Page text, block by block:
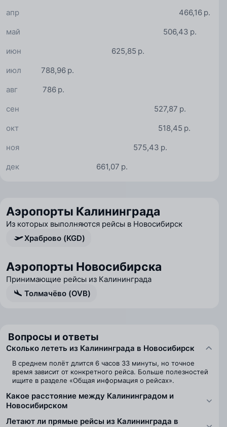
466,16 р.
апр
506,43 р.
май
625,85 р.
июн
788,96 р.
июл
786 р.
авг
527,87 р.
сен
518,45 р.
окт
575,43 р.
ноя
661,07 р.
дек
Аэропорты Калининграда
Из которых выполняются рейсы в Новосибирск
Храброво (KGD)
Аэропорты Новосибирска
Принимающие рейсы из Калининграда
Толмачёво (OVB)
Вопросы и ответы
Сколько лететь из Калининграда в Новосибирск
В среднем полёт длится 6 часов 33 минуты, но точное
время зависит от конкретного рейса. Больше полезностей
ищите в разделе «Общая информация о рейсах».
Какое расстояние между Калининградом и
Новосибирском
Летают ли прямые рейсы из Калининграда в